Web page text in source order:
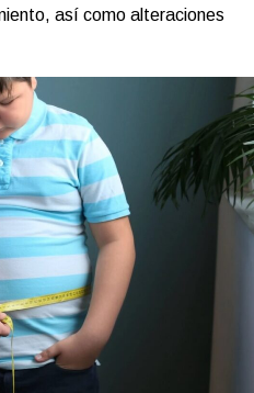
así como alteraciones